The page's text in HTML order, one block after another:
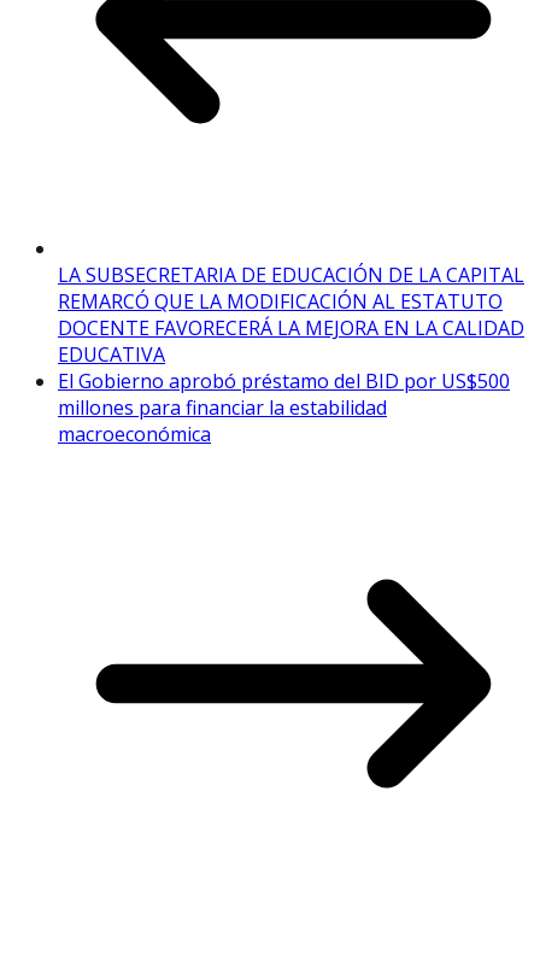
LA SUBSECRETARIA DE EDUCACIÓN DE LA CAPITAL
REMARCÓ QUE LA MODIFICACIÓN AL ESTATUTO
DOCENTE FAVORECERÁ LA MEJORA EN LA CALIDAD
EDUCATIVA
El Gobierno aprobó préstamo del BID por US$500
millones para financiar la estabilidad
macroeconómica